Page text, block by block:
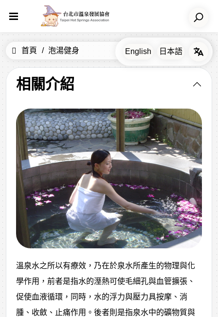
首頁 泡湯健身
相關介紹
溫泉水之所以有療效，乃在於泉水所產生的物理與化
學作用，前者是指水的溼熱可使毛細孔與血管擴張、
促使血液循環，同時，水的浮力與壓力具按摩、消
腫、收斂、止痛作用。後者則是指泉水中的礦物質與